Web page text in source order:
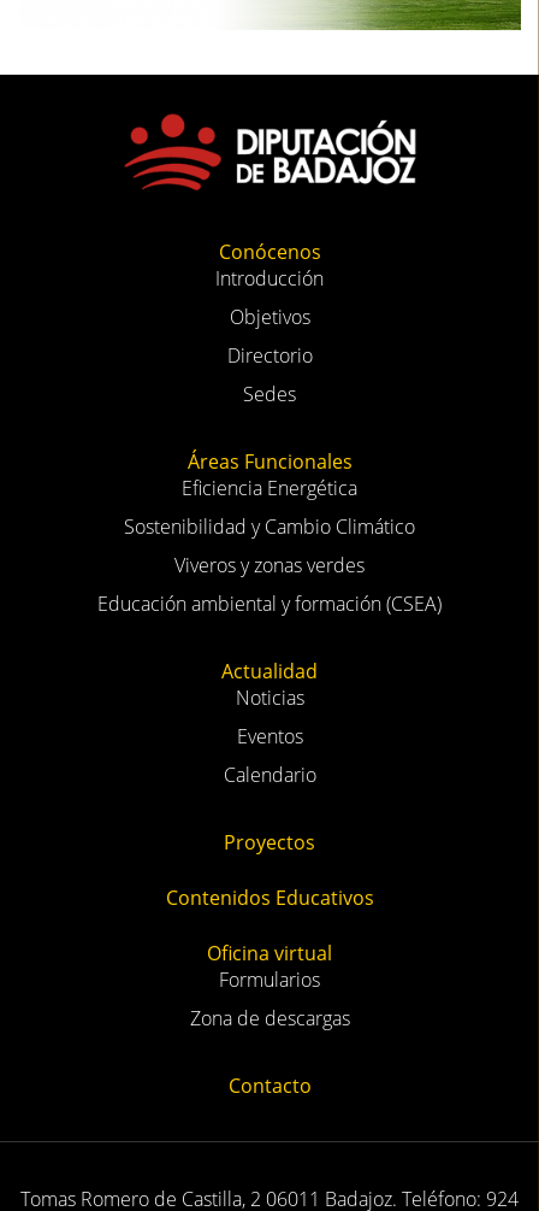
Conócenos
Introducción
Objetivos
Directorio
Sedes
Áreas Funcionales
Eficiencia Energética
Sostenibilidad y Cambio Climático
Viveros y zonas verdes
Educación ambiental y formación (CSEA)
Actualidad
Noticias
Eventos
Calendario
Proyectos
Contenidos Educativos
Oficina virtual
Formularios
Zona de descargas
Contacto
Tomas Romero de Castilla, 2 06011 Badajoz. Teléfono: 924